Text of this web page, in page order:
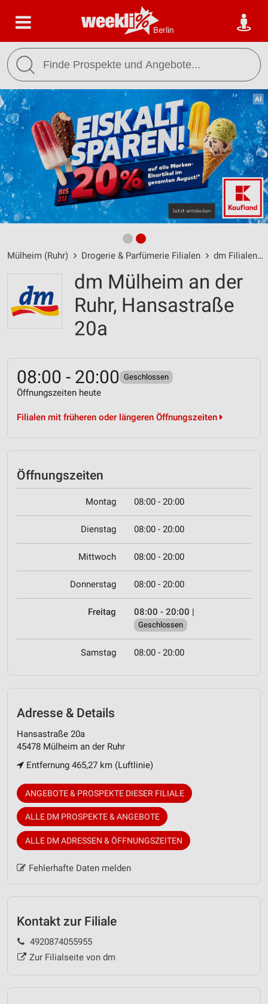
Berlin
Mülheim (Ruhr) Drogerie & Parfümerie Filialen dm Filialen
dm Mülheim an der
Ruhr, Hansastraße
20a
08:00 - 20:00 Geschlossen
Öffnungszeiten heute
Filialen mit früheren oder längeren Öffnungszeiten
Öffnungszeiten
Montag 08:00 - 20:00
Dienstag 08:00 - 20:00
Mittwoch 08:00 - 20:00
Donnerstag 08:00 - 20:00
Freitag 08:00 - 20:00 |
Geschlossen
Samstag 08:00 - 20:00
Adresse & Details
Hansastraße 20a
45478 Mülheim an der Ruhr
Entfernung 465,27 km (Luftlinie)
ANGEBOTE & PROSPEKTE DIESER FILIALE
ALLE DM PROSPEKTE & ANGEBOTE
ALLE DM ADRESSEN & ÖFFNUNGSZEITEN
Fehlerhafte Daten melden
Kontakt zur Filiale
4920874055955
Zur Filialseite von dm